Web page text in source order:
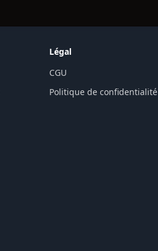
Légal
CGU
Politique de confidentialité